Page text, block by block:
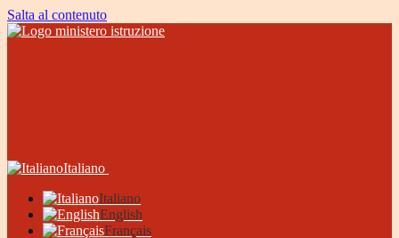
Salta al contenuto
Italiano
Italiano
English
Français